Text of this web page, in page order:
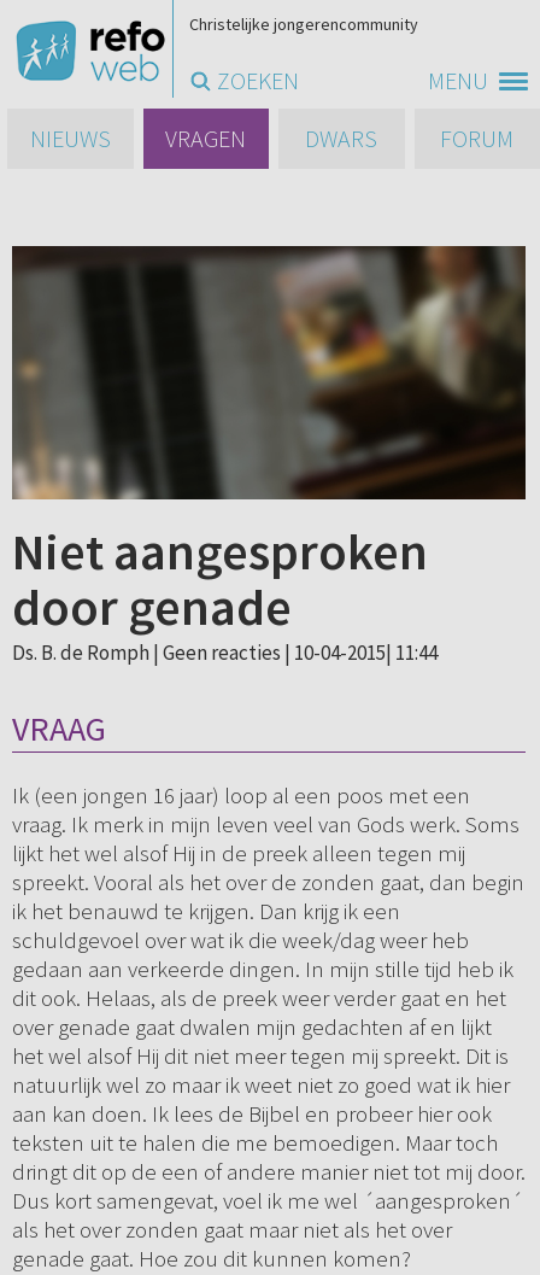
MENU
Christelijke jongerencommunity
ZOEKEN
NIEUWS
VRAGEN DWARS FORUM
Niet aangesproken
door genade
Ds. B. de Romph | Geen reacties | 10-04-2015| 11:44
VRAAG
Ik (een jongen 16 jaar) loop al een poos met een
vraag. Ik merk in mijn leven veel van Gods werk. Soms
lijkt het wel alsof Hij in de preek alleen tegen mij
spreekt. Vooral als het over de zonden gaat, dan begin
ik het benauwd te krijgen. Dan krijg ik een
schuldgevoel over wat ik die week/dag weer heb
gedaan aan verkeerde dingen. In mijn stille tijd heb ik
dit ook. Helaas, als de preek weer verder gaat en het
over genade gaat dwalen mijn gedachten af en lijkt
het wel alsof Hij dit niet meer tegen mij spreekt. Dit is
natuurlijk wel zo maar ik weet niet zo goed wat ik hier
aan kan doen. Ik lees de Bijbel en probeer hier ook
teksten uit te halen die me bemoedigen. Maar toch
dringt dit op de een of andere manier niet tot mij door.
Dus kort samengevat, voel ik me wel ´aangesproken´
als het over zonden gaat maar niet als het over
genade gaat. Hoe zou dit kunnen komen?